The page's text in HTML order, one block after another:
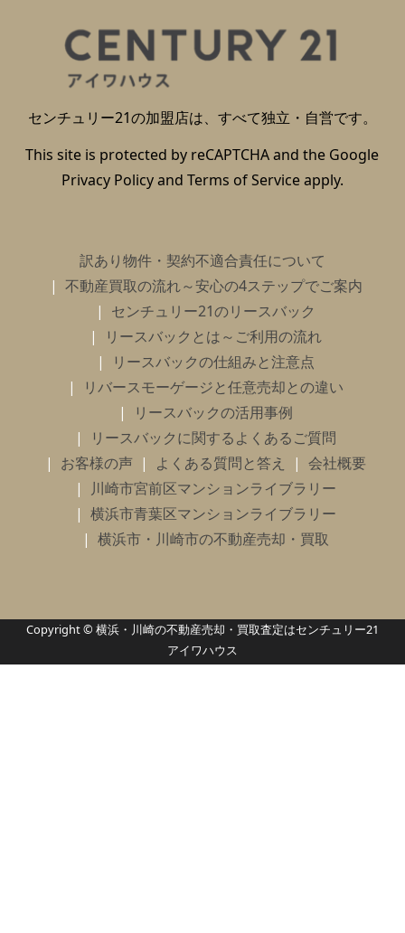
センチュリー21の加盟店は、すべて独立・自営です。
This site is protected by reCAPTCHA and the Google
Privacy Policyand Terms of Serviceapply.
訳あり物件・契約不適合責任について
不動産買取の流れ～安心の4ステップでご案内
センチュリー21のリースバック
リースバックとは～ご利用の流れ
リースバックの仕組みと注意点
リバースモーゲージと任意売却との違い
リースバックの活用事例
リースバックに関するよくあるご質問
お客様の声
よくある質問と答え
会社概要
川崎市宮前区マンションライブラリー
横浜市青葉区マンションライブラリー
横浜市・川崎市の不動産売却・買取
Copyright © 横浜・川崎の不動産売却・買取査定はセンチュリー21
アイワハウス